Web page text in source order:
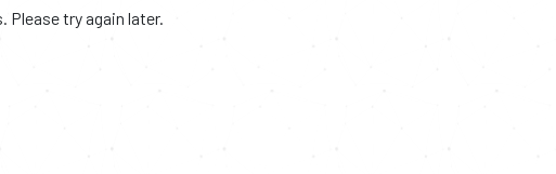
try again later.